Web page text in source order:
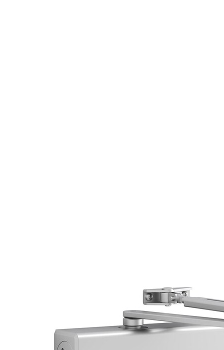
DC200-----
D9016
DC200-----
D8014
DC DØRLUKKER DC200 2-4 KOMPLETT
SØLV, NY DESIGN OG FORPAKNING